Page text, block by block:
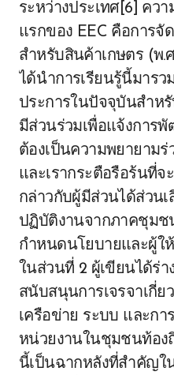
ระหว่างประเทศ[6] คว
แรกของ EEC คือการจั
สำหรับสินค้าเกษตร (พ.
ได้นำการเรียนรู้นี้มาร
ประการในปัจจุบันสำห
มีส่วนร่วมเพื่อแจ้งการ
ต้องเป็นความพยายาม
และเรากระตือรือร้นที่จ
กล่าวกับผู้มีส่วนได้ส่วนเ
ปฏิบัติงานจากภาคชุมช
กำหนดนโยบายและผู้ใ
ในส่วนที่ 2 ผู้เขียนได้ร่
สนับสนุนการเจรจาเกี่
เครือข่าย ระบบ และกา
หน่วยงานในชุมชนท้อง
นี้เป็นฉากหลังที่สำคัญใ